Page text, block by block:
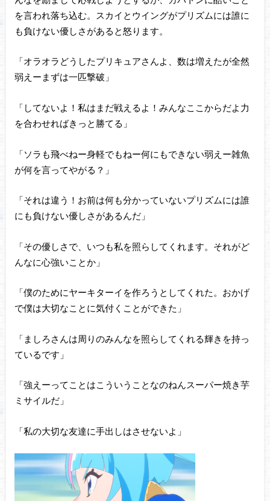
を言われ落ち込む。スカイとウイングがプリズムには誰に
も負けない優しさがあると怒ります。
「オラオラどうしたプリキュアさんよ、数は増えたが全然
弱えーまずは一匹撃破」
「してないよ！私はまだ戦えるよ！みんなここからだよ力
を合わせればきっと勝てる」
「ソラも飛べねー身軽でもねー何にもできない弱えー雑魚
が何を言ってやがる？」
「それは違う！お前は何も分かっていないプリズムには誰
にも負けない優しさがあるんだ」
「その優しさで、いつも私を照らしてくれます。それがど
んなに心強いことか」
「僕のためにヤーキターイを作ろうとしてくれた。おかげ
で僕は大切なことに気付くことができた」
「ましろさんは周りのみんなを照らしてくれる輝きを持っ
ているです」
「強えーってことはこういうことなのねんスーパー焼き芋
ミサイルだ」
「私の大切な友達に手出しはさせないよ」